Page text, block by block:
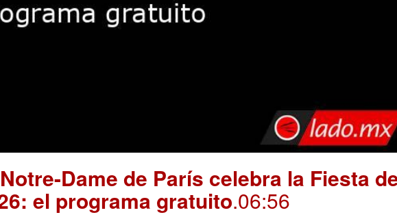
Dame de París celebra la Fiesta
el programa gratuito.06:56